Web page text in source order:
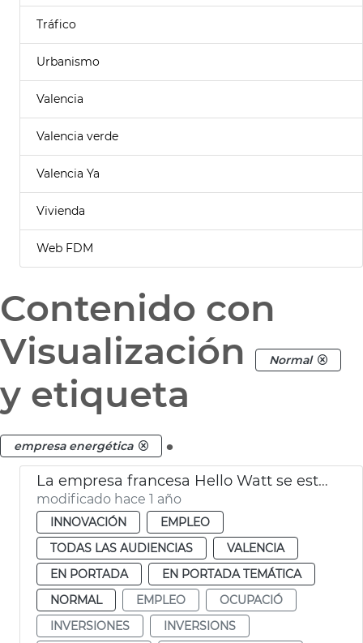
Tráfico
Urbanismo
Valencia
Valencia verde
Valencia Ya
Vivienda
Web FDM
Contenido con
Visualización
Normal
y etiqueta
empresa energética .
La empresa francesa Hello Watt se establece en València
modificado hace 1 año
INNOVACIÓN
EMPLEO
TODAS LAS AUDIENCIAS
VALENCIA
EN PORTADA
EN PORTADA TEMÁTICA
NORMAL
EMPLEO
OCUPACIÓ
INVERSIONES
INVERSIONS